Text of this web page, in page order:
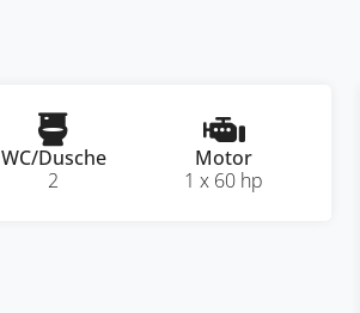
WC/Dusche
2
Motor
1 x 60 hp